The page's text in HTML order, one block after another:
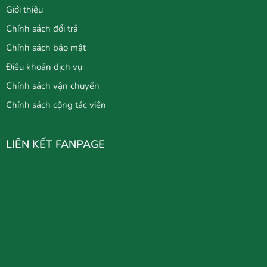
Giới thiệu
Chính sách đổi trả
Chính sách bảo mật
Điều khoản dịch vụ
Chính sách vận chuyển
Chính sách cộng tác viên
LIÊN KẾT FANPAGE